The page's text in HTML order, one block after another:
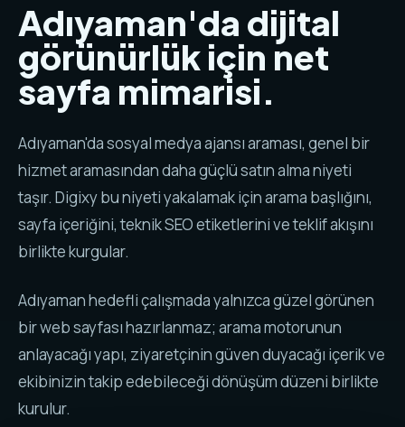
Adıyaman'da dijital
görünürlük için net
sayfa mimarisi.
Adıyaman'da sosyal medya ajansı araması, genel bir
hizmet aramasından daha güçlü satın alma niyeti
taşır. Digixy bu niyeti yakalamak için arama başlığını,
sayfa içeriğini, teknik SEO etiketlerini ve teklif akışını
birlikte kurgular.
Adıyaman hedefli çalışmada yalnızca güzel görünen
bir web sayfası hazırlanmaz; arama motorunun
anlayacağı yapı, ziyaretçinin güven duyacağı içerik ve
ekibinizin takip edebileceği dönüşüm düzeni birlikte
kurulur.